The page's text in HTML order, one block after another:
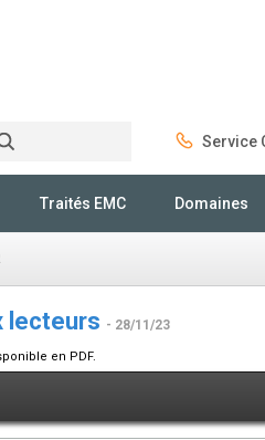
Service
Traités EMC Domaines
lecteurs - 28/11/23
en PDF.